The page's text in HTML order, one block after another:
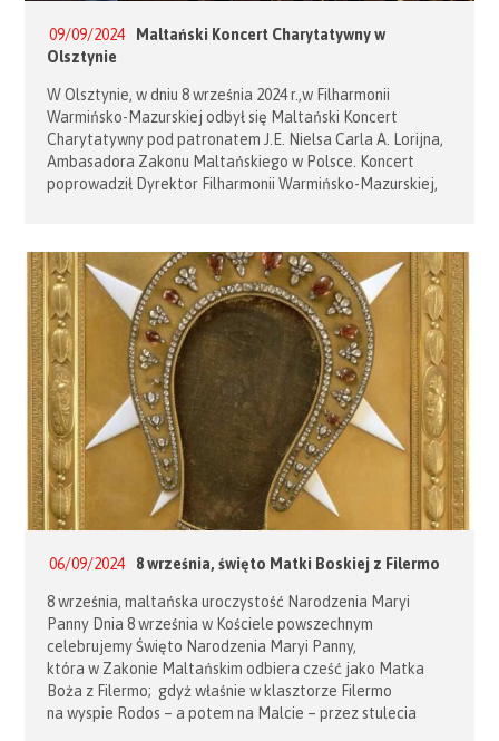
09/09/2024
Maltański Koncert Charytatywny w
Olsztynie
W Olsztynie, w dniu 8 września 2024 r.,w Filharmonii
Warmińsko-Mazurskiej odbył się Maltański Koncert
Charytatywny pod patronatem J.E. Nielsa Carla A. Lorijna,
Ambasadora Zakonu Maltańskiego w Polsce. Koncert
poprowadził Dyrektor Filharmonii Warmińsko-Mazurskiej,
Warmińsko-Mazurskiej, Dariusz Stachura – tenor, Izabela
Buchowska – wiolonczela elektryczna, śpiew i Paulina
Grochowska-Stekla – śpiew. Koncert […]
06/09/2024 8 września, święto Matki Boskiej z Filermo
8 września, maltańska uroczystość Narodzenia Maryi
Panny Dnia 8 września w Kościele powszechnym
celebrujemy Święto Narodzenia Maryi Panny,
która w Zakonie Maltańskim odbiera cześć jako Matka
Boża z Filermo; gdyż właśnie w klasztorze Filermo
na wyspie Rodos – a potem na Malcie – przez stulecia